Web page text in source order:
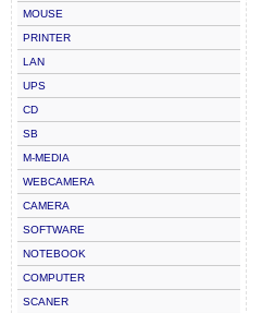
MOUSE
PRINTER
LAN
UPS
CD
SB
M-MEDIA
WEBCAMERA
CAMERA
SOFTWARE
NOTEBOOK
COMPUTER
SCANER